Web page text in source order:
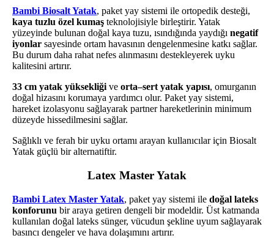
Bambi Biosalt Yatak, paket yay sistemi ile ortopedik desteği,
kaya tuzlu özel kumaş teknolojisiyle birleştirir. Yatak
yüzeyinde bulunan doğal kaya tuzu, ısındığında yaydığı negatif
iyonlar sayesinde ortam havasının dengelenmesine katkı sağlar.
Bu durum daha rahat nefes alınmasını destekleyerek uyku
kalitesini artırır.
33 cm yatak yüksekliği ve orta–sert yatak yapısı, omurganın
doğal hizasını korumaya yardımcı olur. Paket yay sistemi,
hareket izolasyonu sağlayarak partner hareketlerinin minimum
düzeyde hissedilmesini sağlar.
Sağlıklı ve ferah bir uyku ortamı arayan kullanıcılar için Biosalt
Yatak güçlü bir alternatiftir.
Latex Master Yatak
Bambi Latex Master Yatak, paket yay sistemi ile doğal lateks
konforunu bir araya getiren dengeli bir modeldir. Üst katmanda
kullanılan doğal lateks sünger, vücudun şekline uyum sağlayarak
basıncı dengeler ve hava dolaşımını artırır.